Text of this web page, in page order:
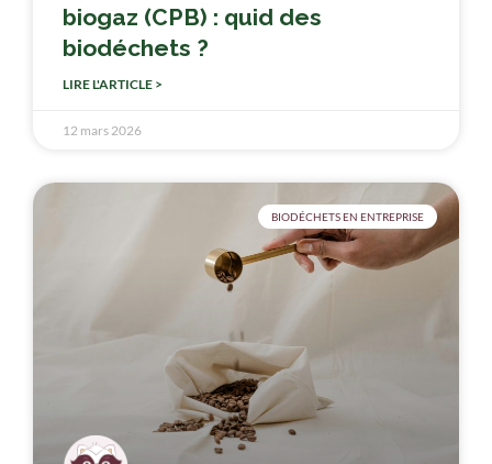
biogaz (CPB) : quid des
biodéchets ?
LIRE L'ARTICLE >
12 mars 2026
BIODÉCHETS EN ENTREPRISE